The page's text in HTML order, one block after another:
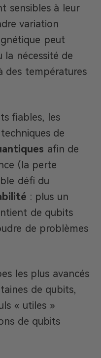
sensibles à leur
variation
peut
la nécessité de
des températures
fiables, les
de
afin de
(la perte
défi du
: plus un
de qubits
de problèmes
les plus avancés
de qubits,
« utiles »
de qubits